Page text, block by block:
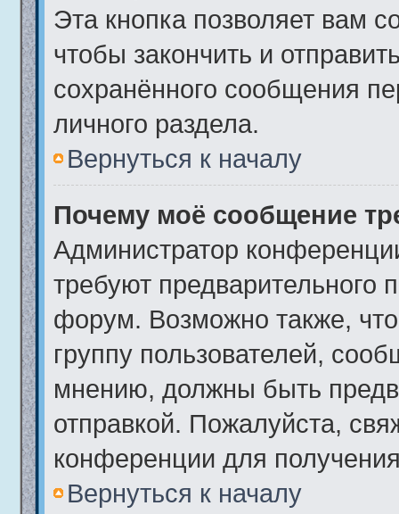
Эта кнопка позволяет вам
чтобы закончить и
сохранённого сообщения
личного раздела.
Вернуться к началу
Почему моё сообщение
Администратор
требуют предварительного
форум. Возможно также,
группу пользователей,
мнению, должны быть
отправкой. Пожалуйста,
конференции для
Вернуться к началу